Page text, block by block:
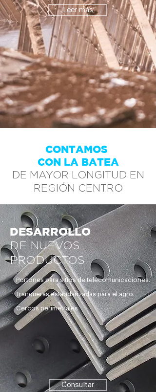
Leer más
CONTAMOS
CON LA BATEA
DE MAYOR LONGITUD EN
REGIÓN CENTRO
DESARROLLO
DE NUEVOS
PRODUCTOS
Portones para sitios de telecomunicaciones.
Tranqueras estandarizadas para el agro.
Cercos perimetrales
Consultar